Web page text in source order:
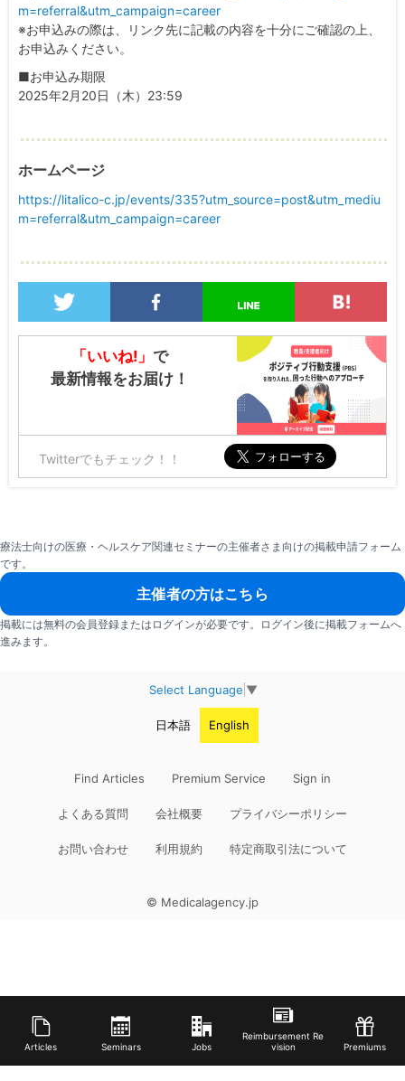
Articles Seminars Jobs
Reimbursement Re
vision
Premiums
m=referral&utm_campaign=career
※お申込みの際は、リンク先に記載の内容を十分にご確認の上、
お申込みください。
■お申込み期限
2025年2月20日（木）23:59
ホームページ
https://litalico-c.jp/events/335?utm_source=post&utm_mediu
m=referral&utm_campaign=career
「いいね!」で
最新情報をお届け！
Twitterでもチェック！！
療法士向けの医療・ヘルスケア関連セミナーの主催者さま向けの掲載申請フォーム
です。
主催者の方はこちら
掲載には無料の会員登録またはログインが必要です。ログイン後に掲載フォームへ
進みます。
Select Language ▼
日本語 English
Find Articles Premium Service Sign in
よくある質問 会社概要 プライバシーポリシー
お問い合わせ 利用規約 特定商取引法について
© Medicalagency.jp